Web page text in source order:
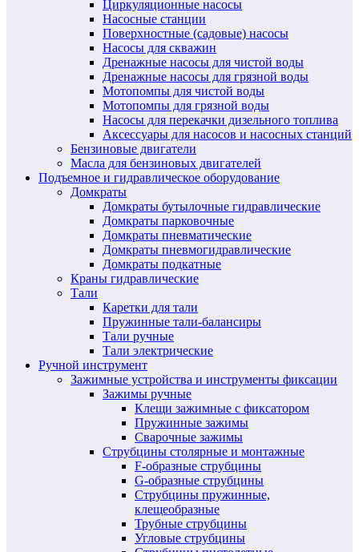
Циркуляционные насосы
Насосные станции
Поверхностные (садовые) насосы
Насосы для скважин
Дренажные насосы для чистой воды
Дренажные насосы для грязной воды
Мотопомпы для чистой воды
Мотопомпы для грязной воды
Насосы для перекачки дизельного топлива
Аксессуары для насосов и насосных станций
Бензиновые двигатели
Масла для бензиновых двигателей
Подъемное и гидравлическое оборудование
Домкраты
Домкраты бутылочные гидравлические
Домкраты парковочные
Домкраты пневматические
Домкраты пневмогидравлические
Домкраты подкатные
Краны гидравлические
Тали
Каретки для тали
Пружинные тали-балансиры
Тали ручные
Тали электрические
Ручной инструмент
Зажимные устройства и инструменты фиксации
Зажимы ручные
Клещи зажимные с фиксатором
Пружинные зажимы
Сварочные зажимы
Струбцины столярные и монтажные
F-образные струбцины
G-образные струбцины
Струбцины пружинные,
клещеобразные
Трубные струбцины
Угловые струбцины